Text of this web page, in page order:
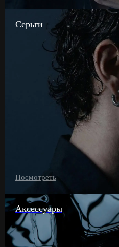
Серьги
Посмотреть
Аксессуары